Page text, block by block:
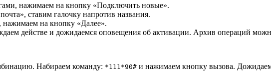
нажимаем на кнопку «Подключить новые».
ставим галочку напротив названия.
на кнопку «Далее».
действе и дожидаемся оповещения об активации. Архив операций
Набираем команду: *111*90# и нажимаем кнопку вызова.